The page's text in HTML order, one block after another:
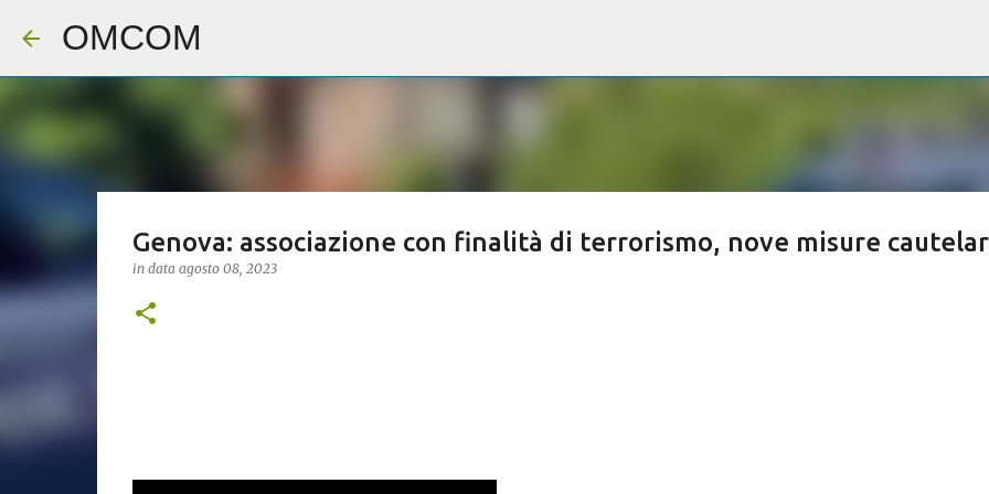
OMCOM
Genova: associazione con finalità di terrorismo, nove misure
in data agosto 08, 2023